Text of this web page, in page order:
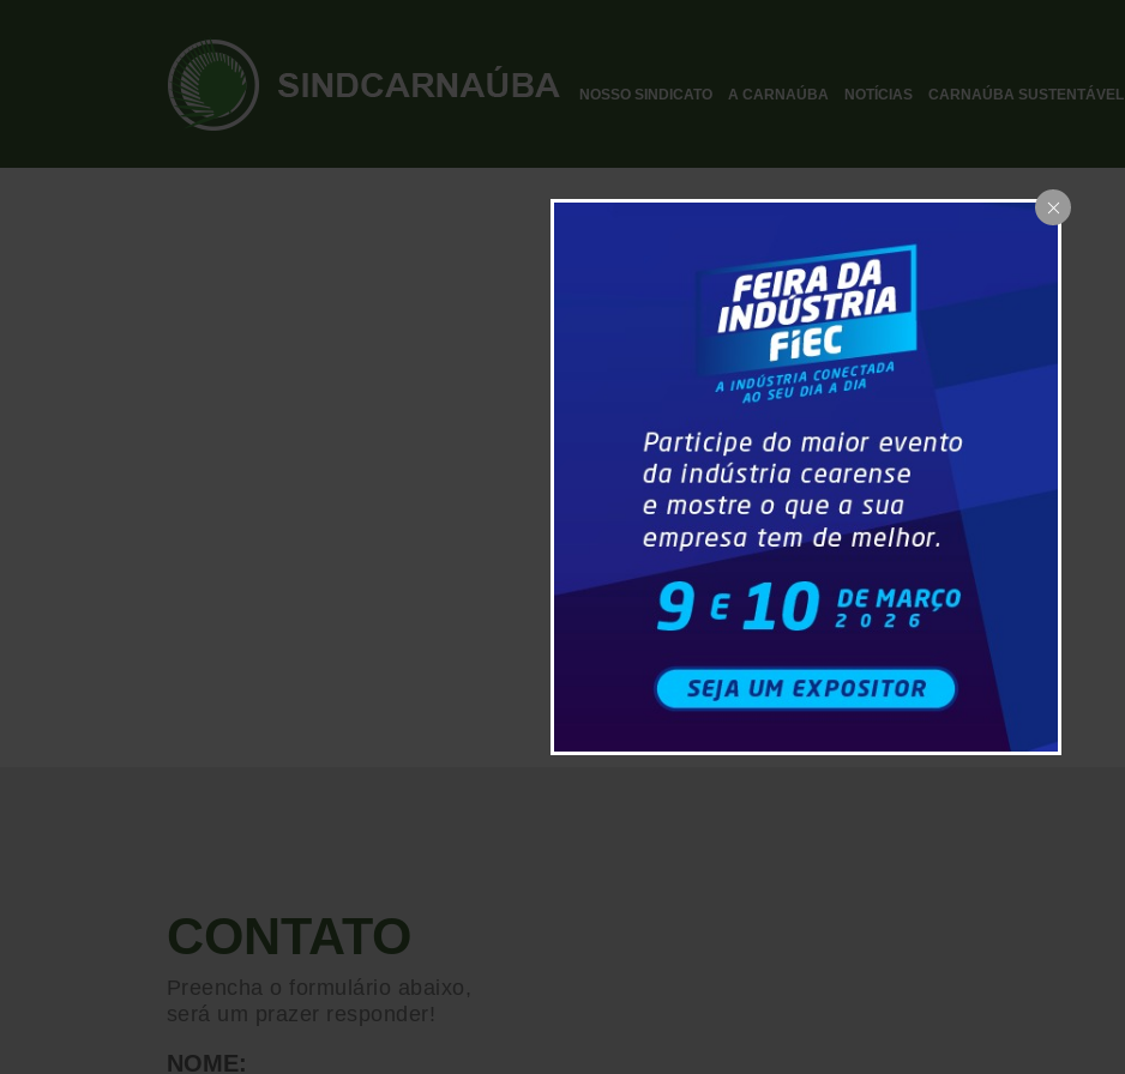
NOSSO SINDICATO A CARNAÚBA NOTÍCIAS CARNAÚBA SUSTENTÁVEL
CONTATO
Preencha o formulário abaixo,
será um prazer responder!
NOME: